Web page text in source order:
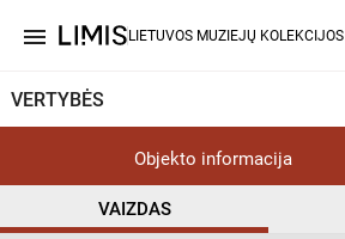
menu LIETUVOS MUZIEJŲ KOLEKCIJOS
VERTYBĖS
Objekto informacija
VAIZDAS